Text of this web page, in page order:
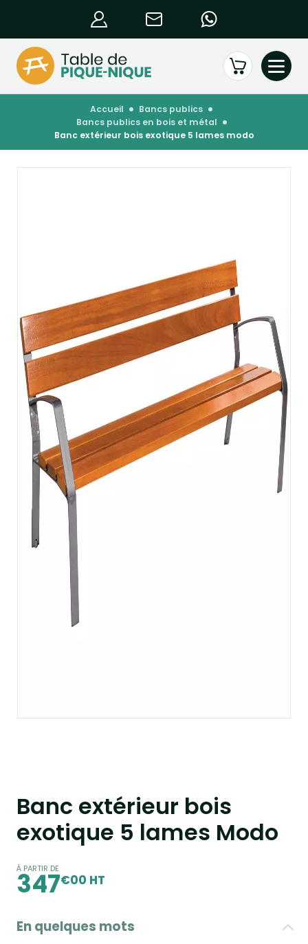
accueil
bancs publics
bancs publics en bois et métal
banc extérieur bois exotique 5 lames modo
Banc extérieur bois
exotique 5 lames Modo
À PARTIR DE
347€00 HT
En quelques mots